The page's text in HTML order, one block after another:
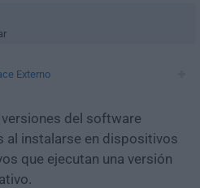
Externo
del software
al instalarse en dispositivos
que ejecutan una versión